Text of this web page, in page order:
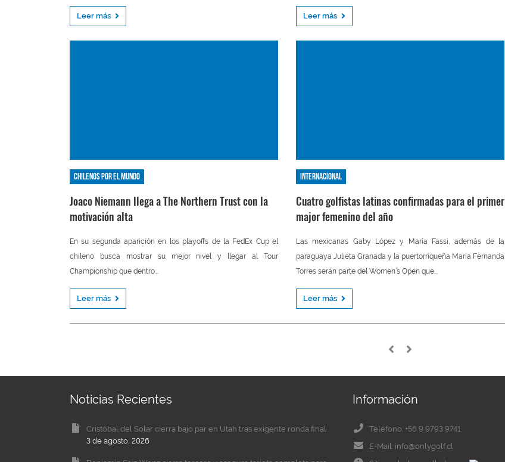
Leer más Leer más
Chilenos por el mundo
Joaco Niemann llega a The Northern Trust con la
motivación alta
En su segunda aparición en los playoffs de la FedEx Cup el
chileno busca mostrar su mejor nivel y llegar al Tour
Championship que dentro...
Leer más
Internacional
Cuatro golfistas latinas confirmadas para el primer
major femenino del año
Las mexicanas Gaby López y María Fassi, además de la
paraguaya Julieta Granada y la puertorriqueña María Fernanda
Torres serán parte del Women’s Open que...
Leer más
Noticias Recientes
Cristóbal del Solar cierra bajo par en Utah tras exigente ronda final
3 de agosto, 2026
Información
Teléfono: +56 9 9793 9741
E-Mail: info@onlygolf.cl